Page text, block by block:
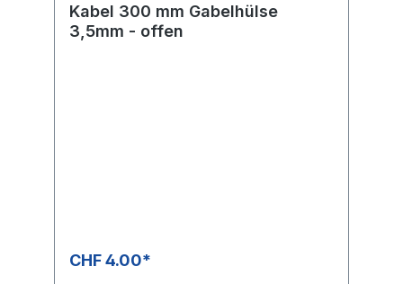
Kabel 300 mm Gabelhülse
3,5mm - offen
CHF 4.00*